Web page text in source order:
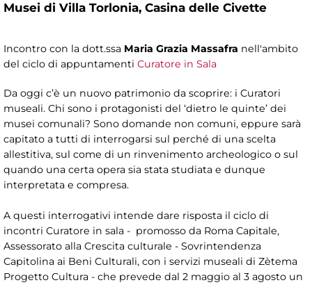
Musei di Villa Torlonia, Casina delle Civette
Incontro con la dott.ssa Maria Grazia Massafra nell'ambito
del ciclo di appuntamenti Curatore in Sala
Da oggi c’è un nuovo patrimonio da scoprire: i Curatori
museali. Chi sono i protagonisti del ‘dietro le quinte’ dei
musei comunali? Sono domande non comuni, eppure sarà
capitato a tutti di interrogarsi sul perché di una scelta
allestitiva, sul come di un rinvenimento archeologico o sul
quando una certa opera sia stata studiata e dunque
interpretata e compresa.
A questi interrogativi intende dare risposta il ciclo di
incontri Curatore in sala - promosso da Roma Capitale,
Assessorato alla Crescita culturale - Sovrintendenza
Capitolina ai Beni Culturali, con i servizi museali di Zètema
Progetto Cultura - che prevede dal 2 maggio al 3 agosto un